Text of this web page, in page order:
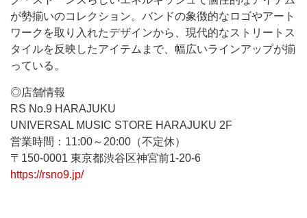
が勢揃いのコレクション。バンドの象徴的なロゴやアート
ワークを取り入れたデザインから、現代的なストリートス
タイルを反映したアイテムまで、幅広いラインアップが揃
っている。
◎店舗情報
RS No.9 HARAJUKU
UNIVERSAL MUSIC STORE HARAJUKU 2F
営業時間：11:00～20:00（不定休）
〒150-0001 東京都渋谷区神宮前1-20-6
https://rsno9.jp/